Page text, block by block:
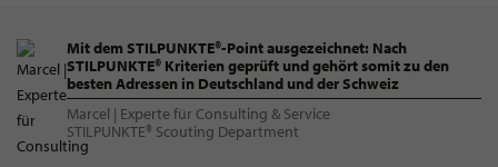
Mit dem STILPUNKTE®-Point ausgezeichnet: Nach
STILPUNKTE® Kriterien geprüft und gehört somit zu den
besten Adressen in Deutschland und der Schweiz
Marcel | Experte für Consulting & Service
STILPUNKTE® Scouting Department